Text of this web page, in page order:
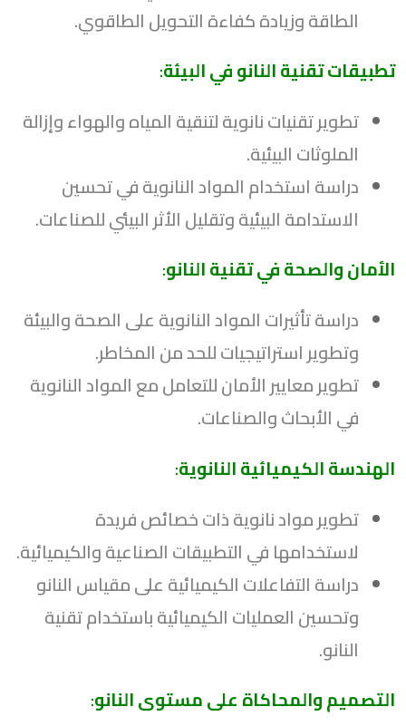
الطاقة وزيادة كفاءة التحويل الطاقوي.
تطبيقات تقنية النانو في البيئة:
تطوير تقنيات نانوية لتنقية المياه والهواء وإزالة
الملوثات البيئية.
دراسة استخدام المواد النانوية في تحسين
الاستدامة البيئية وتقليل الأثر البيئي للصناعات.
الأمان والصحة في تقنية النانو:
دراسة تأثيرات المواد النانوية على الصحة والبيئة
وتطوير استراتيجيات للحد من المخاطر.
تطوير معايير الأمان للتعامل مع المواد النانوية
في الأبحاث والصناعات.
الهندسة الكيميائية النانوية:
تطوير مواد نانوية ذات خصائص فريدة
لاستخدامها في التطبيقات الصناعية والكيميائية.
دراسة التفاعلات الكيميائية على مقياس النانو
وتحسين العمليات الكيميائية باستخدام تقنية
النانو.
التصميم والمحاكاة على مستوى النانو: